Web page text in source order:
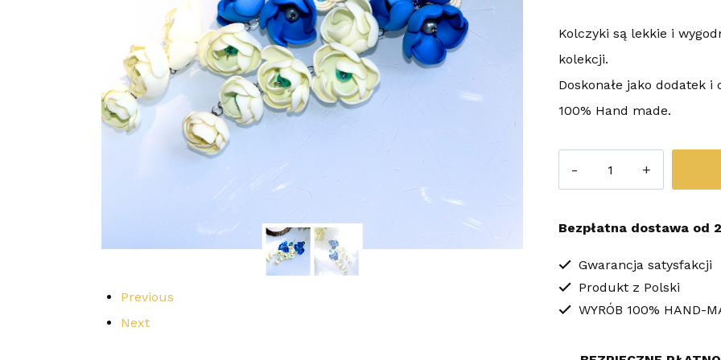
Previous
Next
Kolczyki są lekkie i
kolekcji.
Doskonałe jako dodatek
100% Hand made.
Niebieskie
długie
kolczyki
sutasz
kwiaty
Bezpłatna dostawa od
Gwarancja satysfakcji
Produkt z Polski
WYRÓB 100% HAND-